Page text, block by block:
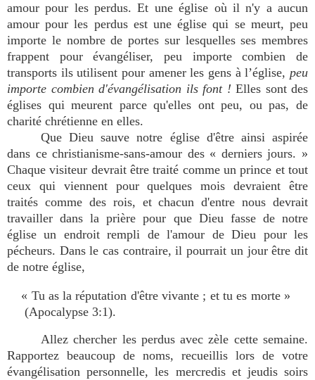
amour pour les perdus. Et une église où il n'y a aucun
amour pour les perdus est une église qui se meurt, peu
importe le nombre de portes sur lesquelles ses membres
frappent pour évangéliser, peu importe combien de
transports ils utilisent pour amener les gens à l’église, peu
importe combien d'évangélisation ils font ! Elles sont des
églises qui meurent parce qu'elles ont peu, ou pas, de
charité chrétienne en elles.
Que Dieu sauve notre église d'être ainsi aspirée
dans ce christianisme-sans-amour des « derniers jours. »
Chaque visiteur devrait être traité comme un prince et tout
ceux qui viennent pour quelques mois devraient être
traités comme des rois, et chacun d'entre nous devrait
travailler dans la prière pour que Dieu fasse de notre
église un endroit rempli de l'amour de Dieu pour les
pécheurs. Dans le cas contraire, il pourrait un jour être dit
de notre église,
« Tu as la réputation d'être vivante ; et tu es morte »
(Apocalypse 3:1).
Allez chercher les perdus avec zèle cette semaine.
Rapportez beaucoup de noms, recueillis lors de votre
évangélisation personnelle, les mercredis et jeudis soirs